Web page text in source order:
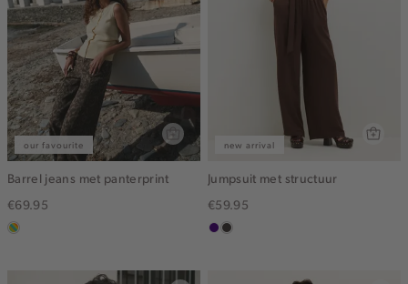
our favourite
Barrel jeans met panterprint
€69.95
meerkleurig
new arrival
Jumpsuit met structuur
€59.95
indigochoco